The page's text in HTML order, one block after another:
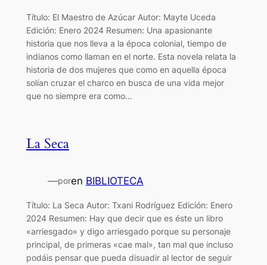
Título: El Maestro de Azúcar Autor: Mayte Uceda
Edición: Enero 2024 Resumen: Una apasionante
historia que nos lleva a la época colonial, tiempo de
indianos como llaman en el norte. Esta novela relata la
historia de dos mujeres que como en aquella época
solían cruzar el charco en busca de una vida mejor
que no siempre era como…
La Seca
—poren BIBLIOTECA
Título: La Seca Autor: Txani Rodríguez Edición: Enero
2024 Resumen: Hay que decir que es éste un libro
«arriesgado» y digo arriesgado porque su personaje
principal, de primeras «cae mal», tan mal que incluso
podáis pensar que pueda disuadir al lector de seguir